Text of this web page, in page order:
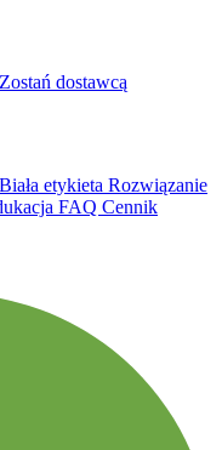
Zostań dostawcą
Biała etykieta Rozwiązanie
FAQ Cennik